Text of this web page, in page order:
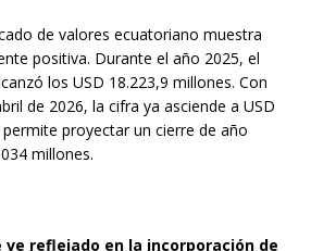
de valores ecuatoriano muestra
positiva. Durante el año 2025, el
los USD 18.223,9 millones. Con
de 2026, la cifra ya asciende a USD
proyectar un cierre de año
millones.
reflejado en la incorporación de